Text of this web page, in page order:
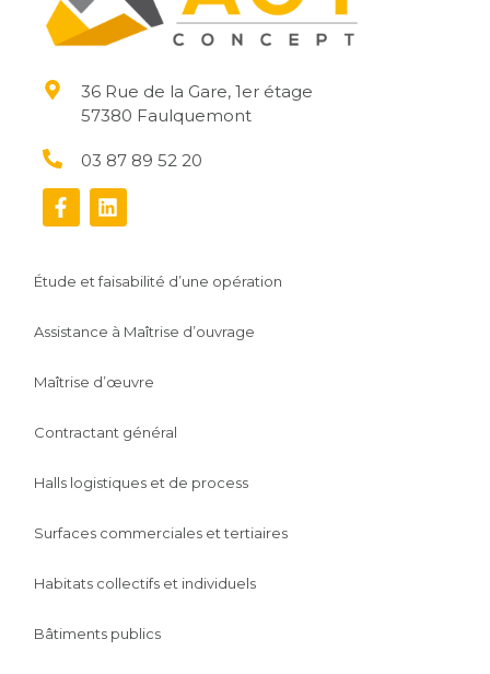
36 Rue de la Gare, 1er étage
57380 Faulquemont
03 87 89 52 20
Étude et faisabilité d’une opération
Assistance à Maîtrise d’ouvrage
Maîtrise d’œuvre
Contractant général
Halls logistiques et de process
Surfaces commerciales et tertiaires
Habitats collectifs et individuels
Bâtiments publics